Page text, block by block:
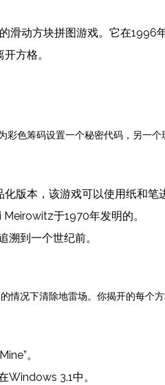
动方块拼图游戏。它在1996
方格。
色筹码设置一个秘密代码，另一个
版本，该游戏可以使用纸和笔
于1970年发明的。
到一个世纪前。
况下清除地雷场。你揭开的每个
。
3.1中。